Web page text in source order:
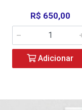
R$ 650,00
Adicionar